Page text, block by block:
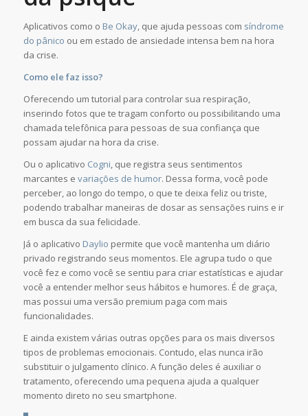
Aplicativos como o Be Okay, que ajuda pessoas com síndrome
do pânico ou em estado de ansiedade intensa bem na hora
da crise.
Como ele faz isso?
Oferecendo um tutorial para controlar sua respiração,
inserindo fotos que te tragam conforto ou possibilitando uma
chamada telefônica para pessoas de sua confiança que
possam ajudar na hora da crise.
Ou o aplicativo Cogni, que registra seus sentimentos
marcantes e variações de humor. Dessa forma, você pode
perceber, ao longo do tempo, o que te deixa feliz ou triste,
podendo trabalhar maneiras de dosar as sensações ruins e ir
em busca da sua felicidade.
Já o aplicativo Daylio permite que você mantenha um diário
privado registrando seus momentos. Ele agrupa tudo o que
você fez e como você se sentiu para criar estatísticas e ajudar
você a entender melhor seus hábitos e humores. É de graça,
mas possui uma versão premium paga com mais
funcionalidades.
E ainda existem várias outras opções para os mais diversos
tipos de problemas emocionais. Contudo, elas nunca irão
substituir o julgamento clínico. A função deles é auxiliar o
tratamento, oferecendo uma pequena ajuda a qualquer
momento direto no seu smartphone.